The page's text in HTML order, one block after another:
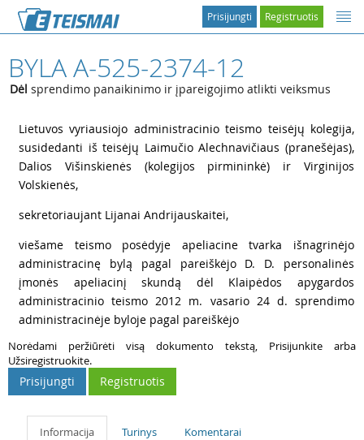
Registruotis
Prisijungti
BYLA A-525-2374-12
Dėl sprendimo panaikinimo ir įpareigojimo atlikti veiksmus
Lietuvos vyriausiojo administracinio teismo teisėjų kolegija,
susidedanti iš teisėjų Laimučio Alechnavičiaus (pranešėjas),
Dalios Višinskienės (kolegijos pirmininkė) ir Virginijos
Volskienės,
sekretoriaujant Lijanai Andrijauskaitei,
viešame teismo posėdyje apeliacine tvarka išnagrinėjo
administracinę bylą pagal pareiškėjo D. D. personalinės
įmonės apeliacinį skundą dėl Klaipėdos apygardos
administracinio teismo 2012 m. vasario 24 d. sprendimo
administracinėje byloje pagal pareiškėjo
Norėdami peržiūrėti visą dokumento tekstą, Prisijunkite arba
Užsiregistruokite.
Prisijungti Registruotis
Informacija Turinys Komentarai